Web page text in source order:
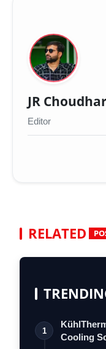
JR
Editor
RELATED
1
Cooling